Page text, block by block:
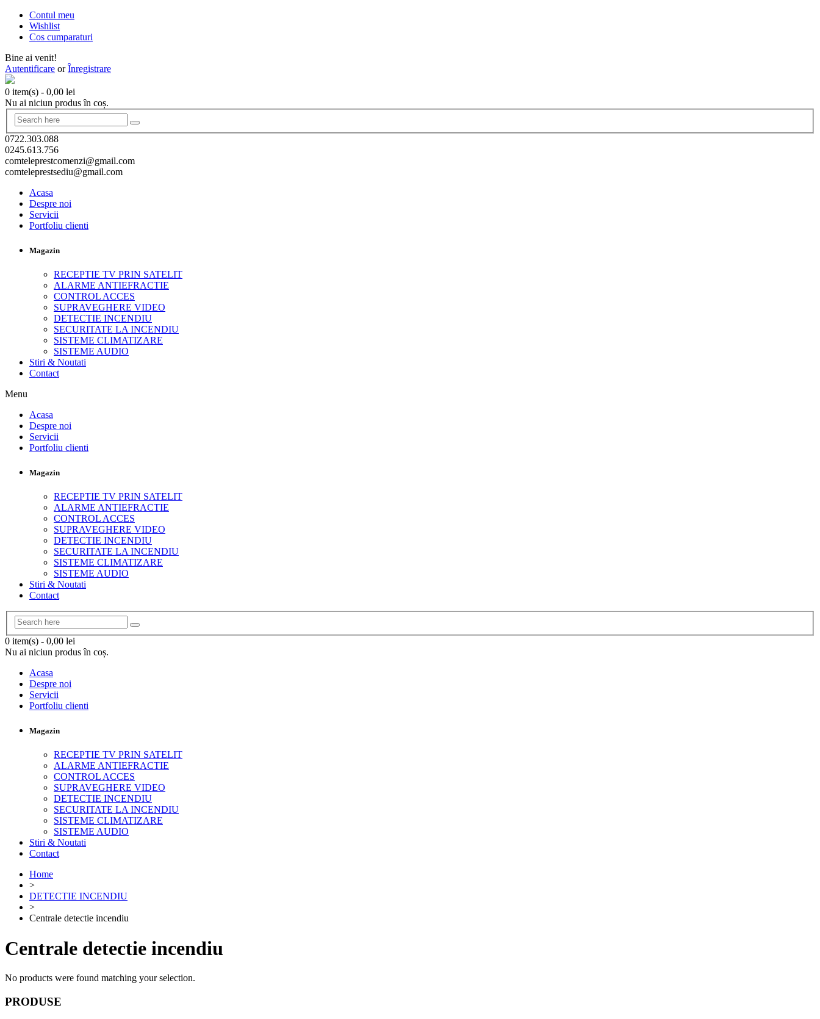
Contul meu
Wishlist
Cos cumparaturi
Bine ai venit!
Autentificare orÎnregistrare
0 item(s) - 0,00 lei
Nu ai niciun produs în coș.
0722.303.088
0245.613.756
comteleprestcomenzi@gmail.com
comteleprestsediu@gmail.com
Acasa
Despre noi
Servicii
Portfoliu clienti
Magazin
RECEPTIE TV PRIN SATELIT
ALARME ANTIEFRACTIE
CONTROL ACCES
SUPRAVEGHERE VIDEO
DETECTIE INCENDIU
SECURITATE LA INCENDIU
SISTEME CLIMATIZARE
SISTEME AUDIO
Stiri & Noutati
Contact
Menu
Acasa
Despre noi
Servicii
Portfoliu clienti
Magazin
RECEPTIE TV PRIN SATELIT
ALARME ANTIEFRACTIE
CONTROL ACCES
SUPRAVEGHERE VIDEO
DETECTIE INCENDIU
SECURITATE LA INCENDIU
SISTEME CLIMATIZARE
SISTEME AUDIO
Stiri & Noutati
Contact
0 item(s) - 0,00 lei
Nu ai niciun produs în coș.
Acasa
Despre noi
Servicii
Portfoliu clienti
Magazin
RECEPTIE TV PRIN SATELIT
ALARME ANTIEFRACTIE
CONTROL ACCES
SUPRAVEGHERE VIDEO
DETECTIE INCENDIU
SECURITATE LA INCENDIU
SISTEME CLIMATIZARE
SISTEME AUDIO
Stiri & Noutati
Contact
Home
>
DETECTIE INCENDIU
>
Centrale detectie incendiu
Centrale detectie incendiu
No products were found matching your selection.
PRODUSE